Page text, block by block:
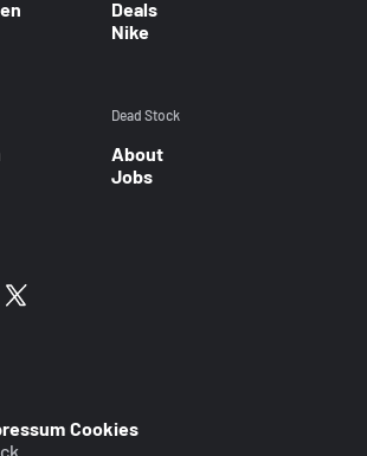
Deals
Nike
Dead Stock
About
Jobs
Cookies